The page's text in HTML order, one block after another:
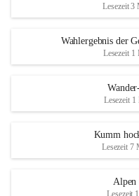
Lesezeit 3
Wahlergebnis der
Lesezeit 1
Lesezeit
Kumm
Lesezeit 7
Alpen
Lesezeit